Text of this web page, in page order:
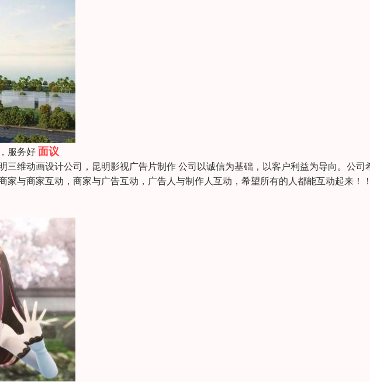
服务好面议
维动画设计公司，昆明影视广告片制作 公司以诚信为基础，以客户利益为导向。公司
家与商家互动，商家与广告互动，广告人与制作人互动，希望所有的人都能互动起